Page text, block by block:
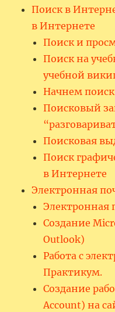
Поиск в
в Интернете
Поиск и
Поиск на
учебной
Начнем
Поисковый
Поисковая
Поиск
в Интернете
Электронная
Электронная
Создание
Outlook)
Работа с
Практикум.
Создание
Account) на